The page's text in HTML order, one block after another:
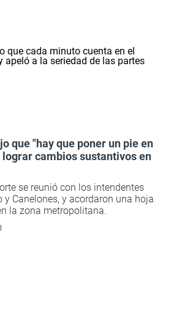
que "hay que poner un pie en
cambios sustantivos en
se reunió con los intendentes
y Canelones, y acordaron una hoja
la zona metropolitana.